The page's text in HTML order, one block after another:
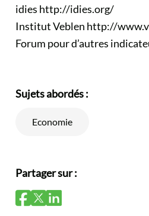
idies http://idies.org/
Institut Veblen http://
Forum pour d’autres
Sujets abordés :
Economie
Partager sur :